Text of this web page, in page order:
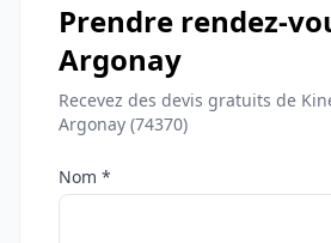
Prendre rendez-
Argonay
Recevez des devis gratuits de
Argonay (74370)
Nom *